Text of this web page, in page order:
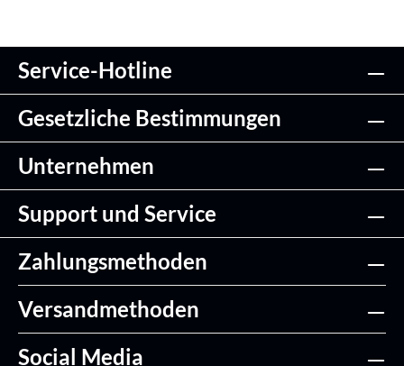
Service-Hotline
Gesetzliche Bestimmungen
Unternehmen
Support und Service
Zahlungsmethoden
Versandmethoden
Social Media